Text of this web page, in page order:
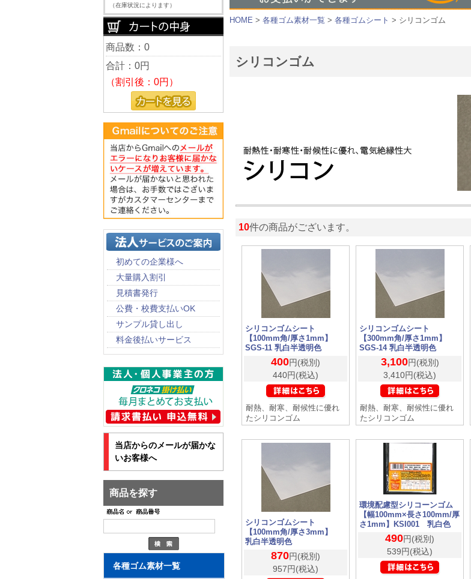
（在庫状況によります）
商品数：0
合計： 0円
（割引後：0円）
初めての企業様へ
大量購入割引
見積書発行
公費・校費支払いOK
サンプル貸し出し
料金後払いサービス
当店からのメールが届かな
いお客様へ
商品を探す
各種ゴム素材一覧
HOME > 各種ゴム素材一覧 > 各種ゴムシート > シリコンゴム
シリコンゴム
10件の商品がございます。
シリコンゴムシート
【100mm角/厚さ1mm】
SGS-11 乳白半透明色
400円(税別)
440円(税込)
耐熱、耐寒、耐候性に優れ
たシリコンゴム
シリコンゴムシート
【300mm角/厚さ1mm】
SGS-14 乳白半透明色
3,100円(税別)
3,410円(税込)
耐熱、耐寒、耐候性に優れ
たシリコンゴム
シリコンゴムシート
【100mm角/厚さ3mm】
乳白半透明色
870円(税別)
957円(税込)
環境配慮型シリコーンゴム
【幅100mm×長さ100mm/厚
さ1mm】KSI001 乳白色
490円(税別)
539円(税込)